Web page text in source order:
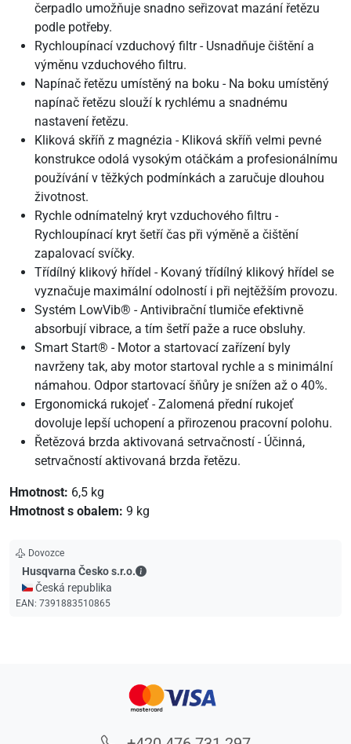
čerpadlo umožňuje snadno seřizovat mazání řetězu
podle potřeby.
Rychloupínací vzduchový filtr - Usnadňuje čištění a
výměnu vzduchového filtru.
Napínač řetězu umístěný na boku - Na boku umístěný
napínač řetězu slouží k rychlému a snadnému
nastavení řetězu.
Kliková skříň z magnézia - Kliková skříň velmi pevné
konstrukce odolá vysokým otáčkám a profesionálnímu
používání v těžkých podmínkách a zaručuje dlouhou
životnost.
Rychle odnímatelný kryt vzduchového filtru -
Rychloupínací kryt šetří čas při výměně a čištění
zapalovací svíčky.
Třídílný klikový hřídel - Kovaný třídílný klikový hřídel se
vyznačuje maximální odolností i při nejtěžším provozu.
Systém LowVib® - Antivibrační tlumiče efektivně
absorbují vibrace, a tím šetří paže a ruce obsluhy.
Smart Start® - Motor a startovací zařízení byly
navrženy tak, aby motor startoval rychle a s minimální
námahou. Odpor startovací šňůry je snížen až o 40%.
Ergonomická rukojeť - Zalomená přední rukojeť
dovoluje lepší uchopení a přirozenou pracovní polohu.
Řetězová brzda aktivovaná setrvačností - Účinná,
setrvačností aktivovaná brzda řetězu.
Hmotnost: 6,5 kg
Hmotnost s obalem: 9 kg
Dovozce
Husqvarna Česko s.r.o.
Husqvarna Česko s.r.o. - Kontaktní údaje
🇨🇿 Česká republika
EAN: 7391883510865